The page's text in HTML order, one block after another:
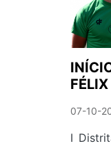
07-10-
I